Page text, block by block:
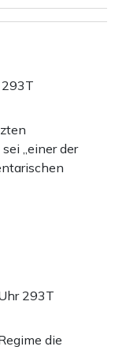
293T
„einer der
293T
die